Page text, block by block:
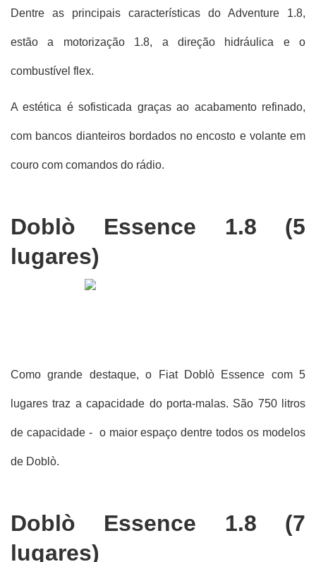
Dentre as principais características do Adventure 1.8,
estão a motorização 1.8, a direção hidráulica e o
combustível flex.
A estética é sofisticada graças ao acabamento refinado,
com bancos dianteiros bordados no encosto e volante em
couro com comandos do rádio.
Doblò Essence 1.8 (5
lugares)
Como grande destaque, o Fiat Doblò Essence com 5
lugares traz a capacidade do porta-malas. São 750 litros
de capacidade -  o maior espaço dentre todos os modelos
de Doblò.
Doblò Essence 1.8 (7
lugares)